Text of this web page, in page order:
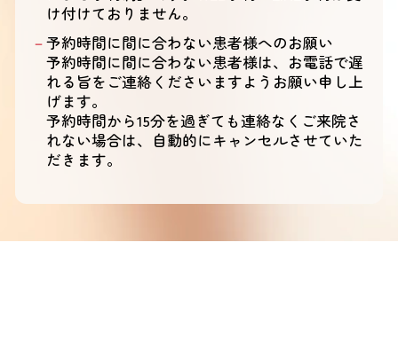
け付けておりません。
予約時間に間に合わない患者様へのお願い
予約時間に間に合わない患者様は、お電話で遅
れる旨をご連絡くださいますようお願い申し上
げます。
予約時間から15分を過ぎても連絡なくご来院さ
れない場合は、自動的にキャンセルさせていた
だきます。